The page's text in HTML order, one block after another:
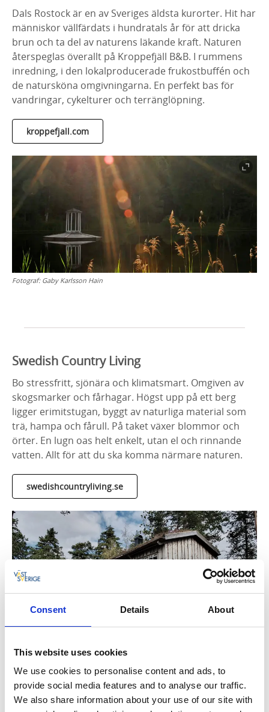
Consent Details About
This website uses cookies
We use cookies to personalise content and ads, to
provide social media features and to analyse our traffic.
We also share information about your use of our site with
Dals Rostock är en av Sveriges äldsta kurorter. Hit har
människor vällfärdats i hundratals år för att dricka
brun och ta del av naturens läkande kraft. Naturen
återspeglas överallt på Kroppefjäll B&B. I rummens
inredning, i den lokalproducerade frukostbuffén och
de natursköna omgivningarna. En perfekt bas för
vandringar, cykelturer och terränglöpning.
kroppefjall.com
Fotograf: Gaby Karlsson Hain
Swedish Country Living
Bo stressfritt, sjönära och klimatsmart. Omgiven av
skogsmarker och fårhagar. Högst upp på ett berg
ligger erimitstugan, byggt av naturliga material som
trä, hampa och fårull. På taket växer blommor och
örter. En lugn oas helt enkelt, utan el och rinnande
vatten. Allt för att du ska komma närmare naturen.
swedishcountryliving.se